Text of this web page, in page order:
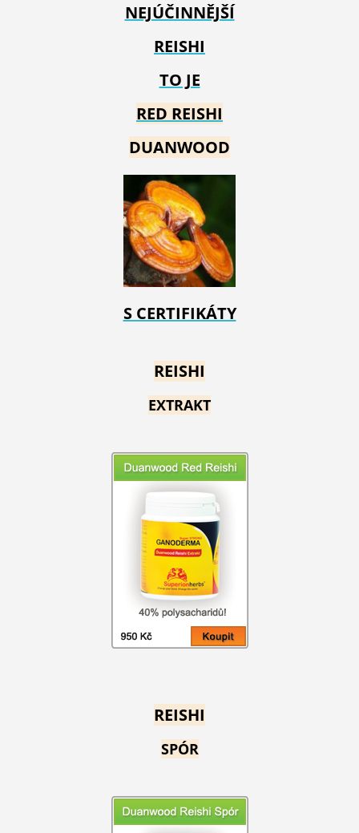
NEJÚČINNĚJŠÍ
REISHI
TO JE
RED REISHI
DUANWOOD
S CERTIFIKÁTY
REISHI
EXTRAKT
REISHI
SPÓR